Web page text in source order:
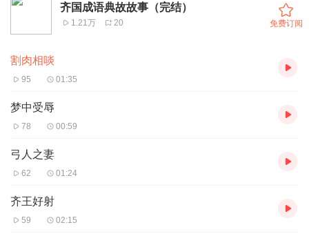
齐国成语典故故事（完结）
1.21万 20 免费订阅
割肉相啖
95 01:35
梦中受辱
78 00:59
弓人之妻
62 01:24
齐王好射
59 02:15